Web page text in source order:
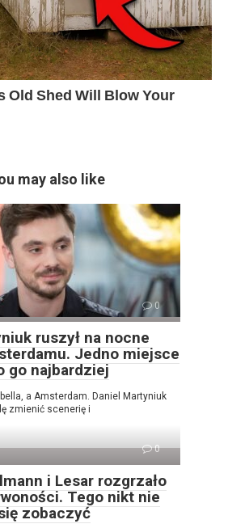
may also like
0
ruszył na nocne
Jedno miejsce
go najbardziej
a Amsterdam. Daniel Martyniuk
zmienić scenerię i
0
i Lesar rozgrzało
Tego nikt nie
zobaczyć